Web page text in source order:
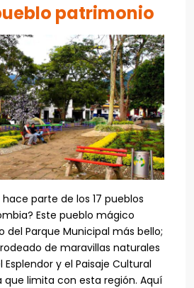
patrimonio
parte de los 17 pueblos
Este pueblo mágico
Parque Municipal más bello;
de maravillas naturales
y el Paisaje Cultural
que limita con esta región. Aquí